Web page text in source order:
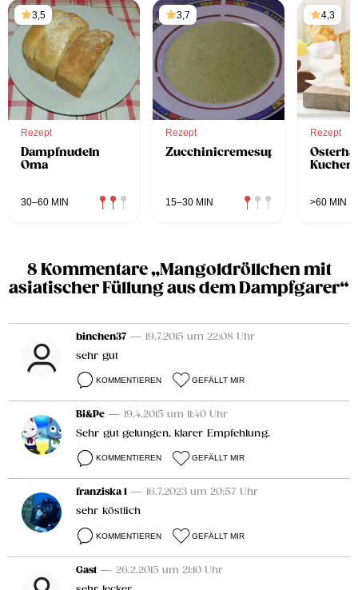
3,5
Rezept
Dampfnudeln
Oma
30–60 MIN
3,7
Rezept
Zucchinicremesuppe
15–30 MIN
4,3
Rezept
Kuchen
>60 MIN
8 Kommentare „Mangoldröllchen mit
asiatischer Füllung aus dem Dampfgarer“
binchen37 — 19.7.2015 um 22:08 Uhr
sehr gut
KOMMENTIEREN GEFÄLLT MIR
Bi&Pe — 19.4.2015 um 11:40 Uhr
Sehr gut gelungen, klarer Empfehlung.
KOMMENTIEREN GEFÄLLT MIR
franziska 1 — 16.7.2023 um 20:57 Uhr
sehr köstlich
KOMMENTIEREN GEFÄLLT MIR
Gast — 26.2.2015 um 21:10 Uhr